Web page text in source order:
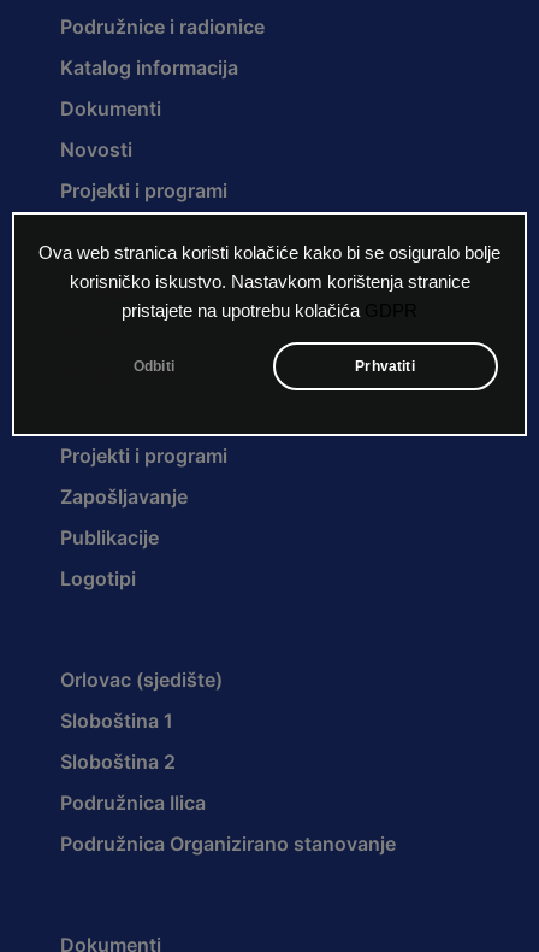
Ova web stranica koristi kolačiće kako bi se osiguralo bolje
korisničko iskustvo. Nastavkom korištenja stranice
pristajete na upotrebu kolačića
Odbiti Prhvatiti
Podružnice i radionice
Katalog informacija
Dokumenti
Novosti
Projekti i programi
O nama
Misija i vizija
Projekti i programi
Zapošljavanje
Publikacije
Logotipi
Orlovac (sjedište)
Sloboština 1
Sloboština 2
Podružnica Ilica
Podružnica Organizirano stanovanje
Dokumenti